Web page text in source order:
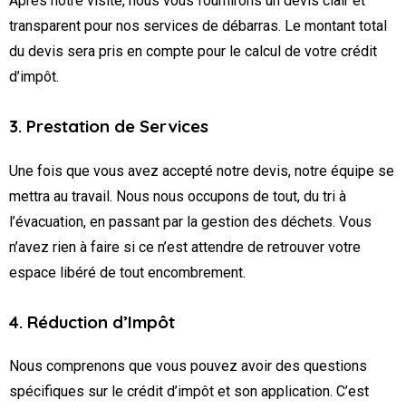
transparent pour nos services de débarras. Le montant total
du devis sera pris en compte pour le calcul de votre crédit
d’impôt.
3. Prestation de Services
Une fois que vous avez accepté notre devis, notre équipe se
mettra au travail. Nous nous occupons de tout, du tri à
l’évacuation, en passant par la gestion des déchets. Vous
n’avez rien à faire si ce n’est attendre de retrouver votre
espace libéré de tout encombrement.
4. Réduction d’Impôt
Nous comprenons que vous pouvez avoir des questions
spécifiques sur le crédit d’impôt et son application. C’est